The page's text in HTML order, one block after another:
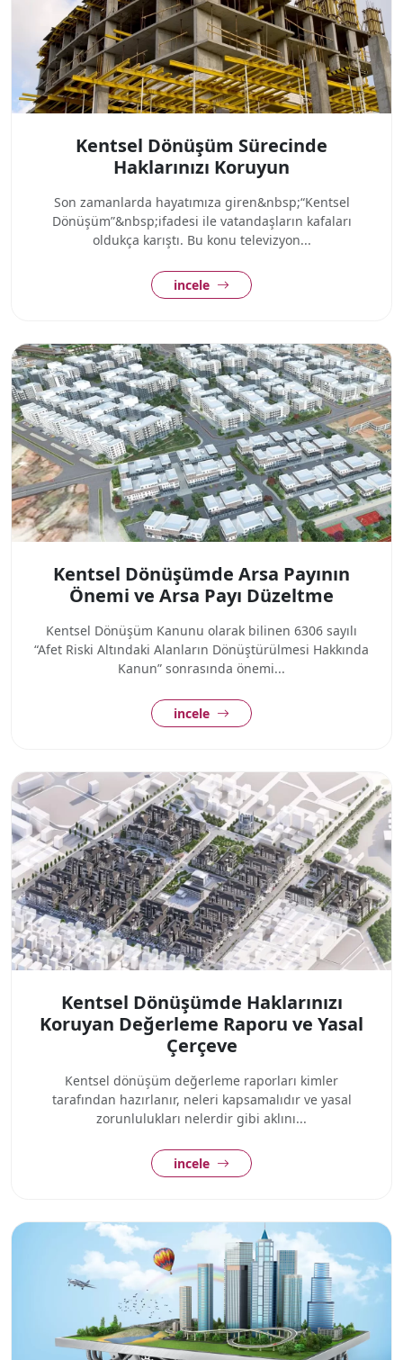
Kentsel Dönüşüm Sürecinde
Haklarınızı Koruyun
Son zamanlarda hayatımıza giren&nbsp;“Kentsel
Dönüşüm”&nbsp;ifadesi ile vatandaşların kafaları
oldukça karıştı. Bu konu televizyon...
incele
Kentsel Dönüşümde Arsa Payının
Önemi ve Arsa Payı Düzeltme
Kentsel Dönüşüm Kanunu olarak bilinen 6306 sayılı
“Afet Riski Altındaki Alanların Dönüştürülmesi Hakkında
Kanun” sonrasında önemi...
incele
Kentsel Dönüşümde Haklarınızı
Koruyan Değerleme Raporu ve Yasal
Çerçeve
Kentsel dönüşüm değerleme raporları kimler
tarafından hazırlanır, neleri kapsamalıdır ve yasal
zorunlulukları nelerdir gibi aklını...
incele